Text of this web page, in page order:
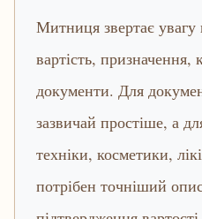
Митниця звертає
вартість, призначення,
документи. Для
зазвичай простіше, а
техніки, косметики,
потрібен точніший